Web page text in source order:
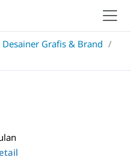
Desainer Grafis & Brand /